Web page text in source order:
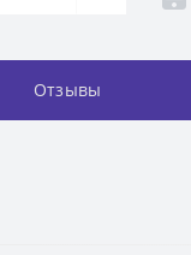
Отзывы